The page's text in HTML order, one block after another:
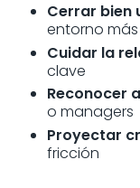
Cerrar bien
entorno
Cuidar la
clave
Reconocer
o managers
Proyectar
fricción